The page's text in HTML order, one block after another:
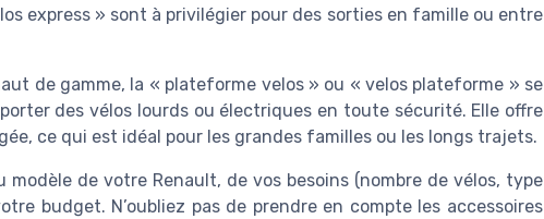
express » sont à privilégier pour des sorties en famille ou entre
de gamme, la « plateforme velos » ou « velos plateforme » se
des vélos lourds ou électriques en toute sécurité. Elle offre
ce qui est idéal pour les grandes familles ou les longs trajets.
de votre Renault, de vos besoins (nombre de vélos, type
budget. N’oubliez pas de prendre en compte les accessoires